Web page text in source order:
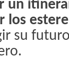
un
los
su